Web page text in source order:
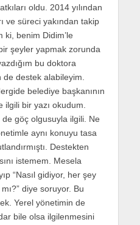
oldu. 2014 yılından
ve süreci yakından takip
ki, benim Didim’le
şeyler yapmak zorunda
bu doktora
destek alabileyim.
belediye başkanının
ilgili bir yazı okudum.
göç olgusuyla ilgili. Ne
aynı konuyu tasa
Destekten
istemem. Mesela
“Nasıl gidiyor, her şey
diye soruyor. Bu
Yerel yönetimin de
bile olsa ilgilenmesini